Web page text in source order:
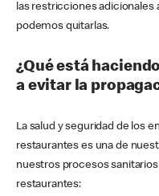
las restricciones
podemos quitarlas.
¿Qué está
a evitar la
La salud y seguridad de los
restaurantes es una de
nuestros procesos
restaurantes: